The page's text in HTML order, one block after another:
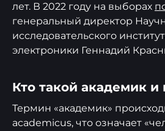
лет. В 2022 году на выборах
генеральный директор
исследовательского
электроники Геннадий
Кто такой академик и
Термин «академик»
academicus, что означает